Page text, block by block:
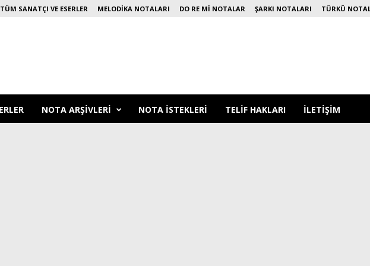
TÜM SANATÇI VE ESERLER MELODIKA NOTALARI DO RE MI NOTALAR ŞARKI NOTALARI TÜRKÜ
NOTA ARŞIVLERI NOTA ISTEKLERI TELIF HAKLARI İLETIŞIM